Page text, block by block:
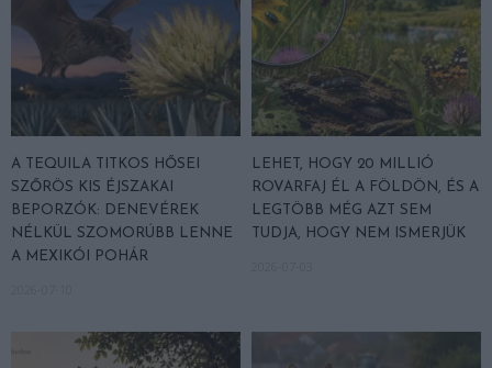
A TEQUILA TITKOS HŐSEI
SZŐRÖS KIS ÉJSZAKAI
BEPORZÓK: DENEVÉREK
NÉLKÜL SZOMORÚBB LENNE
A MEXIKÓI POHÁR
LEHET, HOGY 20 MILLIÓ
ROVARFAJ ÉL A FÖLDÖN, ÉS A
LEGTÖBB MÉG AZT SEM
TUDJA, HOGY NEM ISMERJÜK